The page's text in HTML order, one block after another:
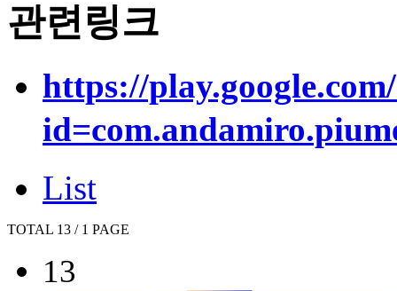
관련링크
https://
List
TOTAL 13 / 1 PAGE
13